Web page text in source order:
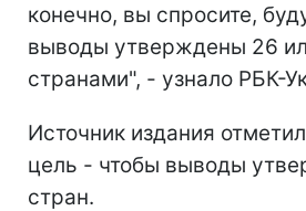
конечно, вы спросите,
выводы утверждены 26
странами", - узнало РБК-
Источник издания
цель - чтобы выводы
стран.